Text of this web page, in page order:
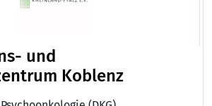
und
Koblenz